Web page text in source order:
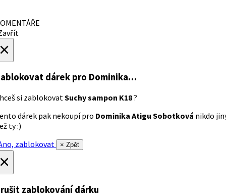
dárek pro Dominika…
si zablokovatSuchy sampon K18?
dárek pak nekoupí pro Dominika Atigu Sobotková nikdo
ty :)
zablokovat
× Zpět
zablokování dárku